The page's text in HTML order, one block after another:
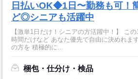
日払いOK◆1日〜勤務も可！
ど◎シニアも活躍中
【激単1日だけ！シニアの方活躍中！】 この1日だけ,1ヵ月間だけ,4
時間だけなど あなた優先で自由に決めれます！ シニア・60代・
の方を 積極的に...
梱包・仕分け・検品